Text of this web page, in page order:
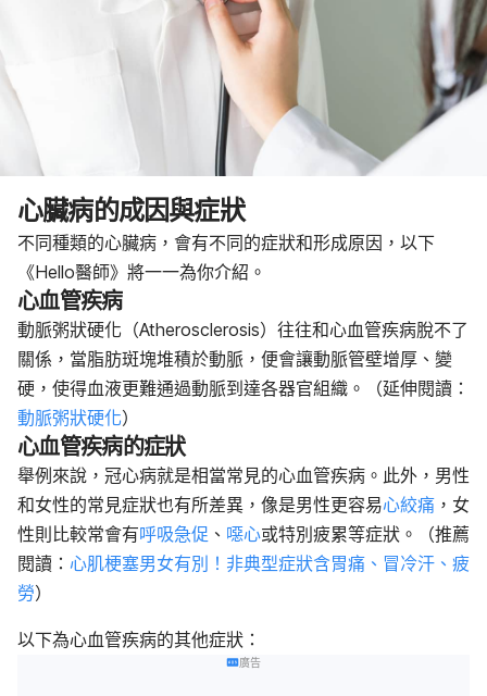
心臟病的成因與症狀
不同種類的心臟病，會有不同的症狀和形成原因，以下
《Hello醫師》將一一為你介紹。
心血管疾病
動脈粥狀硬化（Atherosclerosis）往往和心血管疾病脫不了
關係，當脂肪斑塊堆積於動脈，便會讓動脈管壁增厚、變
硬，使得血液更難通過動脈到達各器官組織。（延伸閱讀：
動脈粥狀硬化）
心血管疾病的症狀
舉例來說，冠心病就是相當常見的心血管疾病。此外，男性
和女性的常見症狀也有所差異，像是男性更容易心絞痛 ，女
性則比較常會有呼吸急促 、 噁心或特別疲累等症狀。（推薦
閱讀： 心肌梗塞男女有別！非典型症狀含胃痛、冒冷汗、疲
勞）
以下為心血管疾病的其他症狀：
廣告